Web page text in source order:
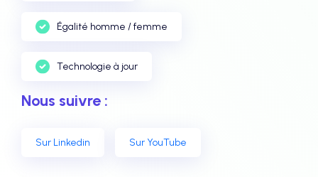
Égalité homme / femme
Technologie à jour
Nous suivre :
Sur Linkedin Sur YouTube